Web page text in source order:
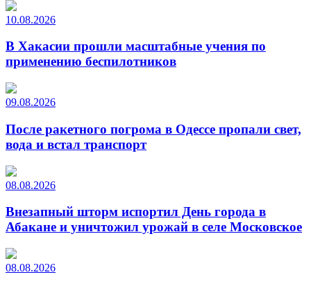
10.08.2026
В Хакасии прошли масштабные учения по
применению беспилотников
09.08.2026
После ракетного погрома в Одессе пропали свет,
вода и встал транспорт
08.08.2026
Внезапный шторм испортил День города в
Абакане и уничтожил урожай в селе Московское
08.08.2026